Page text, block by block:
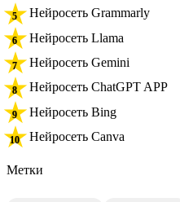
Нейросеть Grammarly
Нейросеть Llama
Нейросеть Gemini
Нейросеть ChatGPT APP
Нейросеть Bing
Нейросеть Canva
Метки